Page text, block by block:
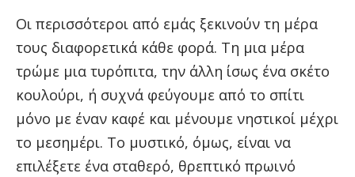
Οι περισσότεροι από εμάς ξεκινούν τη μέρα
τους διαφορετικά κάθε φορά. Τη μια μέρα
τρώμε μια τυρόπιτα, την άλλη ίσως ένα σκέτο
κουλούρι, ή συχνά φεύγουμε από το σπίτι
μόνο με έναν καφέ και μένουμε νηστικοί μέχρι
το μεσημέρι. Το μυστικό, όμως, είναι να
επιλέξετε ένα σταθερό, θρεπτικό πρωινό